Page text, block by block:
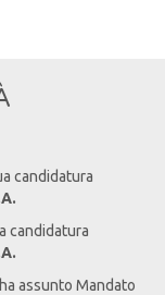
candidatura
candidatura
assunto Mandato